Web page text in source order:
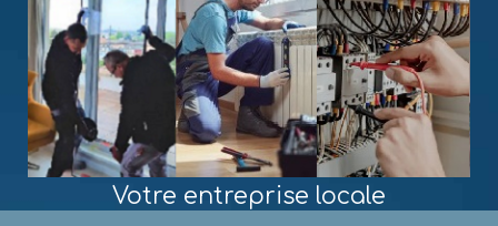
Votre entreprise locale